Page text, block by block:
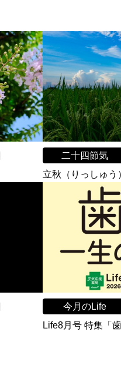
二十四節気
立秋（りっしゅ
今月のLife
Life8月号 特集「